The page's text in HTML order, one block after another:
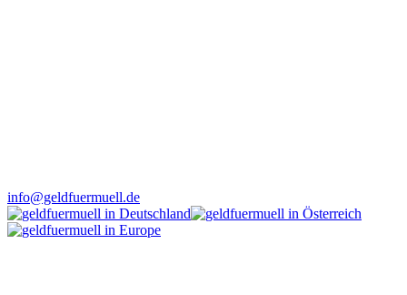
info@geldfuermuell.de